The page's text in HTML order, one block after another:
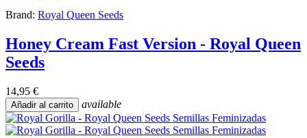
Brand: Royal Queen Seeds
Honey Cream Fast Version - Royal Queen
Seeds
14,95 €
Añadir al carrito available